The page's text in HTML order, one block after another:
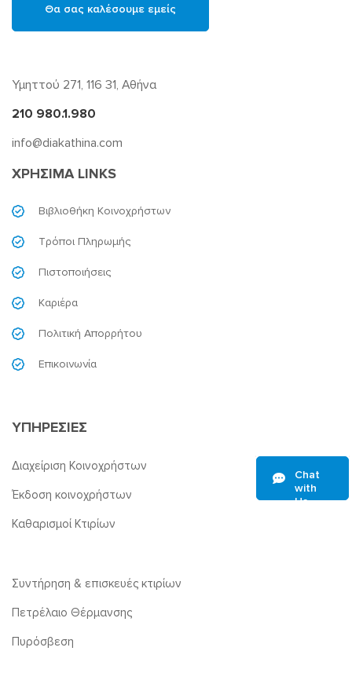
Υμηττού 271, 116 31, Αθήνα
210 980.1.980
info@diakathina.com
ΧΡΗΣΙΜΑ LINKS
Βιβλιοθήκη Κοινοχρήστων
Τρόποι Πληρωμής
Πιστοποιήσεις
Καριέρα
Πολιτική Απορρήτου
Επικοινωνία
ΥΠΗΡΕΣΙΕΣ
Διαχείριση Κοινοχρήστων
Έκδοση κοινοχρήστων
Καθαρισμοί Κτιρίων
Συντήρηση & επισκευές κτιρίων
Πετρέλαιο Θέρμανσης
Πυρόσβεση
Chat
with
Us